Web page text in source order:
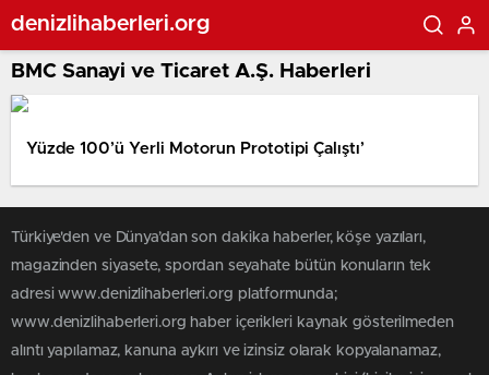
denizlihaberleri.org
BMC Sanayi ve Ticaret A.Ş. Haberleri
Yüzde 100’ü Yerli Motorun Prototipi Çalıştı’
Türkiye'den ve Dünya’dan son dakika haberler, köşe yazıları,
magazinden siyasete, spordan seyahate bütün konuların tek
adresi www.denizlihaberleri.org platformunda;
www.denizlihaberleri.org haber içerikleri kaynak gösterilmeden
alıntı yapılamaz, kanuna aykırı ve izinsiz olarak kopyalanamaz,